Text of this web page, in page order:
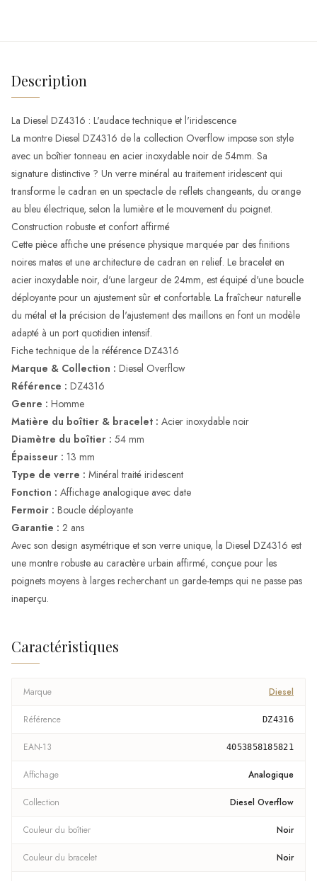
Description
La Diesel DZ4316 : L'audace technique et l'iridescence
La montre Diesel DZ4316 de la collection Overflow impose son style
avec un boîtier tonneau en acier inoxydable noir de 54mm. Sa
signature distinctive ? Un verre minéral au traitement iridescent qui
transforme le cadran en un spectacle de reflets changeants, du orange
au bleu électrique, selon la lumière et le mouvement du poignet.
Construction robuste et confort affirmé
Cette pièce affiche une présence physique marquée par des finitions
noires mates et une architecture de cadran en relief. Le bracelet en
acier inoxydable noir, d'une largeur de 24mm, est équipé d'une boucle
déployante pour un ajustement sûr et confortable. La fraîcheur naturelle
du métal et la précision de l'ajustement des maillons en font un modèle
adapté à un port quotidien intensif.
Fiche technique de la référence DZ4316
Marque & Collection : Diesel Overflow
Référence : DZ4316
Genre : Homme
Matière du boîtier & bracelet : Acier inoxydable noir
Diamètre du boîtier : 54 mm
Épaisseur : 13 mm
Type de verre : Minéral traité iridescent
Fonction : Affichage analogique avec date
Fermoir : Boucle déployante
Garantie : 2 ans
Avec son design asymétrique et son verre unique, la Diesel DZ4316 est
une montre robuste au caractère urbain affirmé, conçue pour les
poignets moyens à larges recherchant un garde-temps qui ne passe pas
inaperçu.
Caractéristiques
Marque Diesel
Référence DZ4316
EAN-13 4053858185821
Affichage Analogique
Collection Diesel Overflow
Couleur du boîtier Noir
Couleur du bracelet Noir